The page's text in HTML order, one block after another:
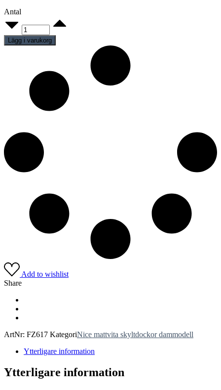
Antal
Nice
617
quantity
Lägg i varukorg
Add to wishlist
Share
ArtNr: FZ617 KategoriNice mattvita skyltdockor dammodell
Ytterligare information
Ytterligare information